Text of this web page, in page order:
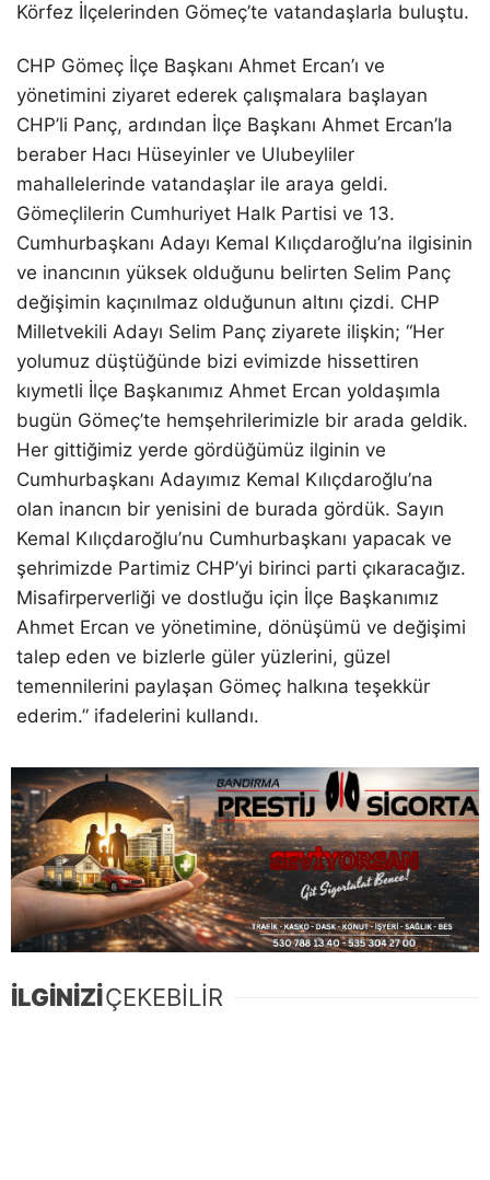
Körfez İlçelerinden Gömeç’te vatandaşlarla buluştu.
CHP Gömeç İlçe Başkanı Ahmet Ercan’ı ve
yönetimini ziyaret ederek çalışmalara başlayan
CHP’li Panç, ardından İlçe Başkanı Ahmet Ercan’la
beraber Hacı Hüseyinler ve Ulubeyliler
mahallelerinde vatandaşlar ile araya geldi.
Gömeçlilerin Cumhuriyet Halk Partisi ve 13.
Cumhurbaşkanı Adayı Kemal Kılıçdaroğlu’na ilgisinin
ve inancının yüksek olduğunu belirten Selim Panç
değişimin kaçınılmaz olduğunun altını çizdi. CHP
Milletvekili Adayı Selim Panç ziyarete ilişkin; “Her
yolumuz düştüğünde bizi evimizde hissettiren
kıymetli İlçe Başkanımız Ahmet Ercan yoldaşımla
bugün Gömeç’te hemşehrilerimizle bir arada geldik.
Her gittiğimiz yerde gördüğümüz ilginin ve
Cumhurbaşkanı Adayımız Kemal Kılıçdaroğlu’na
olan inancın bir yenisini de burada gördük. Sayın
Kemal Kılıçdaroğlu’nu Cumhurbaşkanı yapacak ve
şehrimizde Partimiz CHP’yi birinci parti çıkaracağız.
Misafirperverliği ve dostluğu için İlçe Başkanımız
Ahmet Ercan ve yönetimine, dönüşümü ve değişimi
talep eden ve bizlerle güler yüzlerini, güzel
temennilerini paylaşan Gömeç halkına teşekkür
ederim.” ifadelerini kullandı.
İLGİNİZİÇEKEBİLİR